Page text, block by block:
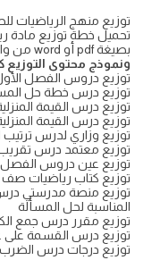
توزيع منهج الرياضيات
بصيغة pdf أو word من واجباتي
ونموذج محتوى التوزيع
توزيع دروس الفصل الأول
توزيع درس خطة حل
توزيع درس القيمة
توزيع درس القيمة
توزيع وزاري لدرس ترتيب
توزيع معتمد درس تقريب
توزيع عين دروس الفصل
توزيع كتاب رياضيات صف خامس 1447 الفصل
توزيع منصة مدرستي
المناسبة لحل المسألة
توزيع مقرر درس جمع
توزيع درس القسمة على
توزيع درجات درس